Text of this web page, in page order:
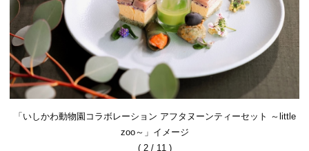
「いしかわ動物園コラボレーション アフタヌーンティーセット ～little
zoo～」イメージ
( 2 / 11 )